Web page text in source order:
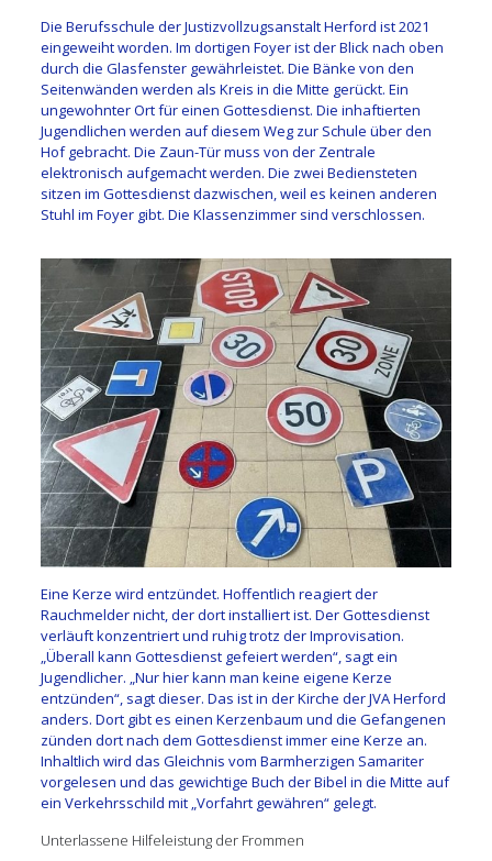
Die Berufsschule der Justizvollzugsanstalt Herford ist 2021
eingeweiht worden. Im dortigen Foyer ist der Blick nach oben
durch die Glasfenster gewährleistet. Die Bänke von den
Seitenwänden werden als Kreis in die Mitte gerückt. Ein
ungewohnter Ort für einen Gottesdienst. Die inhaftierten
Jugendlichen werden auf diesem Weg zur Schule über den
Hof gebracht. Die Zaun-Tür muss von der Zentrale
elektronisch aufgemacht werden. Die zwei Bediensteten
sitzen im Gottesdienst dazwischen, weil es keinen anderen
Stuhl im Foyer gibt. Die Klassenzimmer sind verschlossen.
Eine Kerze wird entzündet. Hoffentlich reagiert der
Rauchmelder nicht, der dort installiert ist. Der Gottesdienst
verläuft konzentriert und ruhig trotz der Improvisation.
„Überall kann Gottesdienst gefeiert werden“, sagt ein
Jugendlicher. „Nur hier kann man keine eigene Kerze
entzünden“, sagt dieser. Das ist in der Kirche der JVA Herford
anders. Dort gibt es einen Kerzenbaum und die Gefangenen
zünden dort nach dem Gottesdienst immer eine Kerze an.
Inhaltlich wird das Gleichnis vom Barmherzigen Samariter
vorgelesen und das gewichtige Buch der Bibel in die Mitte auf
ein Verkehrsschild mit „Vorfahrt gewähren“ gelegt.
Unterlassene Hilfeleistung der Frommen